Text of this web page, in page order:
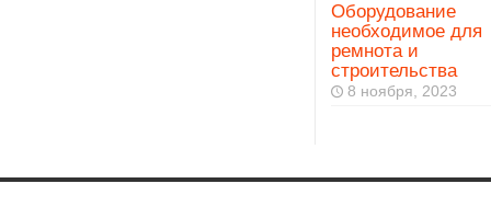
Оборудование
необходимое для
ремнота и
строительства
8 ноября, 2023